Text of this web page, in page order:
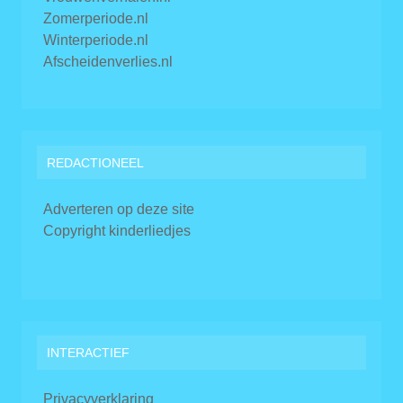
Zomerperiode.nl
Winterperiode.nl
Afscheidenverlies.nl
REDACTIONEEL
Adverteren op deze site
Copyright kinderliedjes
INTERACTIEF
Privacyverklaring